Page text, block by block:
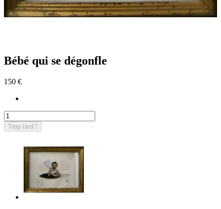
Bébé qui se dégonfle
150 €
Trop tard !